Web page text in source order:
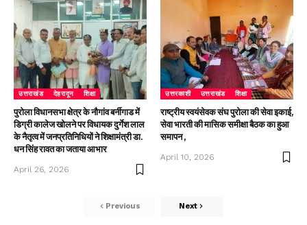
उत्तराखंड देहरादून शिक्षा
पुरोला विधानसभा क्षेत्र के नौगांव बर्नीगाड में
डिग्री कालेज खोलने पर विधायक दुर्गेश लाल
के नैतृत्व में जनप्रतिनिधियों ने शिक्षामंत्री डा.
धन सिंह रावत का जताया आभार
April 26, 2026
उत्तरकाशी उत्तराखंड शिक्षा
राष्ट्रीय स्वयंसेवक संघ पुरोला की सेवा इकाई,
सेवा भारती की मासिक समीक्षा बैठक का हुआ
समापन ,
April 10, 2026
Previous Next